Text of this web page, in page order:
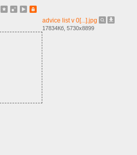
advice list v 0[...].jpg
17834Кб, 5730x8899